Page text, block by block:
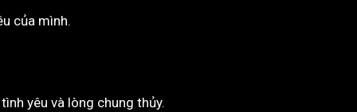
của mình.
yêu và lòng chung thủy.